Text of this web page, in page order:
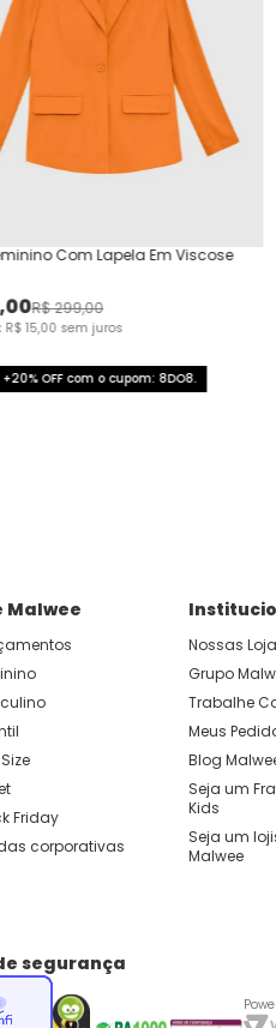
Com Lapela Em Viscose
,00R$299,00
R$ 15,00 sem juros
+20% OFF com o cupom: 8DO8.
Malwee
Friday
corporativas
Nossas
Grupo
Trabalhe
Meus
Blog
Seja um
Kids
Seja um
Malwee
segurança